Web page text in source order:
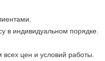
в индивидуальном порядке.
цен и условий работы.